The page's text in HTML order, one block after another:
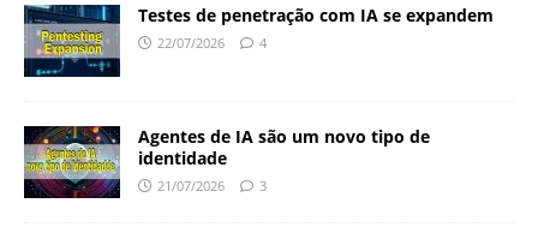
Testes de penetração com IA se expandem
22/07/2026 4
Agentes de IA são um novo tipo de
identidade
21/07/2026 3